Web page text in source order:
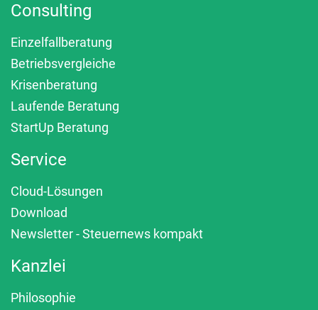
Consulting
Einzelfallberatung
Betriebsvergleiche
Krisenberatung
Laufende Beratung
StartUp Beratung
Service
Cloud-Lösungen
Download
Newsletter - Steuernews kompakt
Kanzlei
Philosophie